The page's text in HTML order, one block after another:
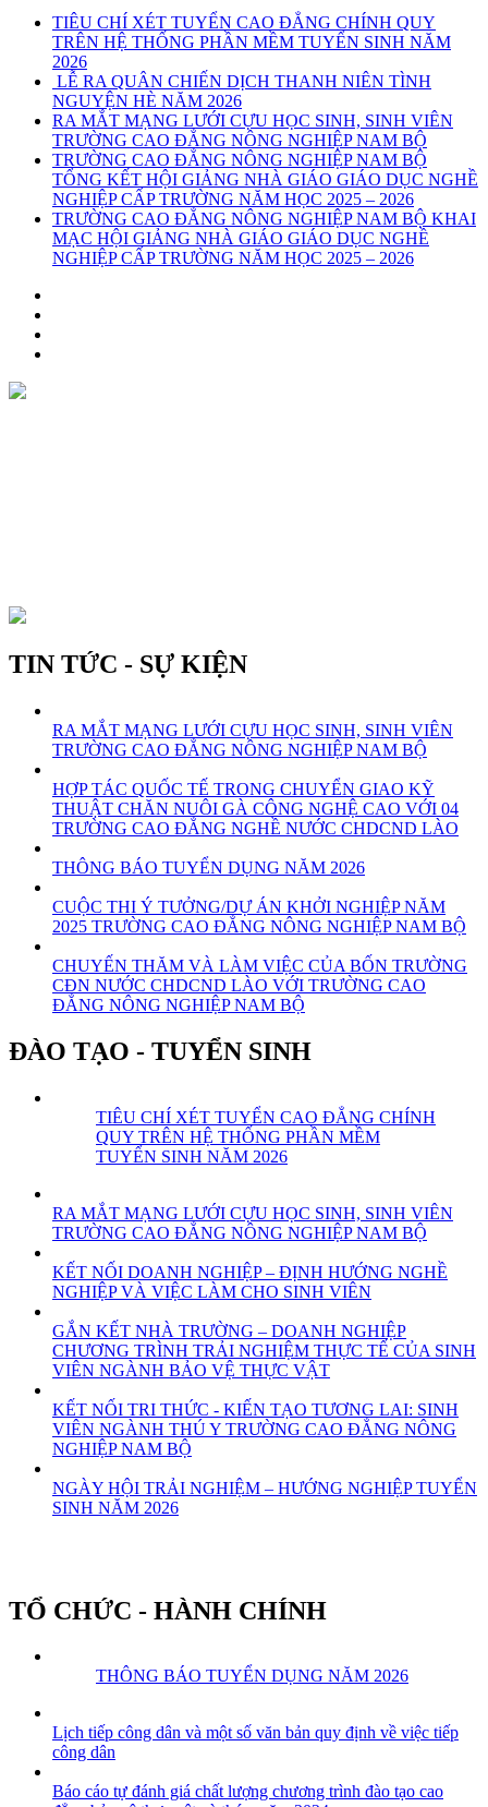
TIÊU CHÍ XÉT TUYỂN CAO ĐẲNG CHÍNH QUY
TRÊN HỆ THỐNG PHẦN MỀM TUYỂN SINH NĂM
2026
LỄ RA QUÂN CHIẾN DỊCH THANH NIÊN TÌNH
NGUYỆN HÈ NĂM 2026
RA MẮT MẠNG LƯỚI CỰU HỌC SINH, SINH VIÊN
TRƯỜNG CAO ĐẲNG NÔNG NGHIỆP NAM BỘ
TRƯỜNG CAO ĐẲNG NÔNG NGHIỆP NAM BỘ
TỔNG KẾT HỘI GIẢNG NHÀ GIÁO GIÁO DỤC NGHỀ
NGHIỆP CẤP TRƯỜNG NĂM HỌC 2025 – 2026
TRƯỜNG CAO ĐẲNG NÔNG NGHIỆP NAM BỘ KHAI
MẠC HỘI GIẢNG NHÀ GIÁO GIÁO DỤC NGHỀ
NGHIỆP CẤP TRƯỜNG NĂM HỌC 2025 – 2026
TIN TỨC - SỰ KIỆN
RA MẮT MẠNG LƯỚI CỰU HỌC SINH, SINH VIÊN
TRƯỜNG CAO ĐẲNG NÔNG NGHIỆP NAM BỘ
HỢP TÁC QUỐC TẾ TRONG CHUYỂN GIAO KỸ
THUẬT CHĂN NUÔI GÀ CÔNG NGHỆ CAO VỚI 04
TRƯỜNG CAO ĐẲNG NGHỀ NƯỚC CHDCND LÀO
THÔNG BÁO TUYỂN DỤNG NĂM 2026
CUỘC THI Ý TƯỞNG/DỰ ÁN KHỞI NGHIỆP NĂM
2025 TRƯỜNG CAO ĐẲNG NÔNG NGHIỆP NAM BỘ
CHUYẾN THĂM VÀ LÀM VIỆC CỦA BỐN TRƯỜNG
CĐN NƯỚC CHDCND LÀO VỚI TRƯỜNG CAO
ĐẲNG NÔNG NGHIỆP NAM BỘ
ĐÀO TẠO - TUYỂN SINH
TIÊU CHÍ XÉT TUYỂN CAO ĐẲNG CHÍNH
QUY TRÊN HỆ THỐNG PHẦN MỀM
TUYỂN SINH NĂM 2026
RA MẮT MẠNG LƯỚI CỰU HỌC SINH, SINH VIÊN
TRƯỜNG CAO ĐẲNG NÔNG NGHIỆP NAM BỘ
KẾT NỐI DOANH NGHIỆP – ĐỊNH HƯỚNG NGHỀ
NGHIỆP VÀ VIỆC LÀM CHO SINH VIÊN
GẮN KẾT NHÀ TRƯỜNG – DOANH NGHIỆP
CHƯƠNG TRÌNH TRẢI NGHIỆM THỰC TẾ CỦA SINH
VIÊN NGÀNH BẢO VỆ THỰC VẬT
KẾT NỐI TRI THỨC - KIẾN TẠO TƯƠNG LAI: SINH
VIÊN NGÀNH THÚ Y TRƯỜNG CAO ĐẲNG NÔNG
NGHIỆP NAM BỘ
NGÀY HỘI TRẢI NGHIỆM – HƯỚNG NGHIỆP TUYỂN
SINH NĂM 2026
TỔ CHỨC - HÀNH CHÍNH
THÔNG BÁO TUYỂN DỤNG NĂM 2026
Lịch tiếp công dân và một số văn bản quy định về việc tiếp
công dân
Báo cáo tự đánh giá chất lượng chương trình đào tạo cao